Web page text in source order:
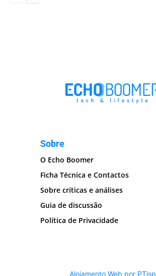
Sobre
O Echo Boomer
Ficha Técnica e Contactos
Sobre críticas e análises
Guia de discussão
Política de Privacidade
Alojamento Web por PTisp